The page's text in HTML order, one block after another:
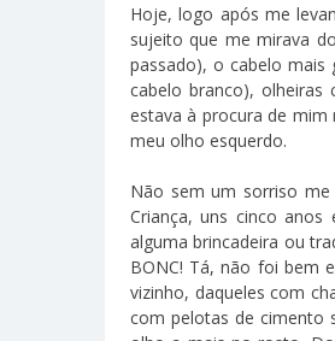
Hoje, logo após me
sujeito que me mirava
passado), o cabelo mais
cabelo branco), olheiras
estava à procura de mim
meu olho esquerdo.
Não sem um sorriso
Criança, uns cinco
alguma brincadeira ou
BONC! Tá, não foi bem
vizinho, daqueles com
com pelotas de cimento